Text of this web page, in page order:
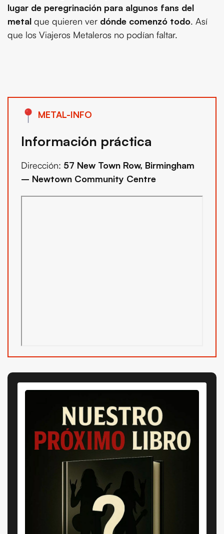
lugar de peregrinación para algunos fans del
metal que quieren ver dónde comenzó todo. Así
que los Viajeros Metaleros no podían faltar.
METAL-INFO
Información práctica
Dirección: 57 New Town Row, Birmingham
– Newtown Community Centre